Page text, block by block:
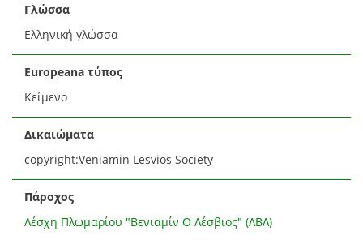
Γλώσσα
Ελληνική γλώσσα
Europeana τύπος
Κείμενο
Δικαιώματα
copyright:Veniamin Lesvios Society
Πάροχος
Λέσχη Πλωμαρίου "Βενιαμίν Ο Λέσβιος" (ΛΒΛ)